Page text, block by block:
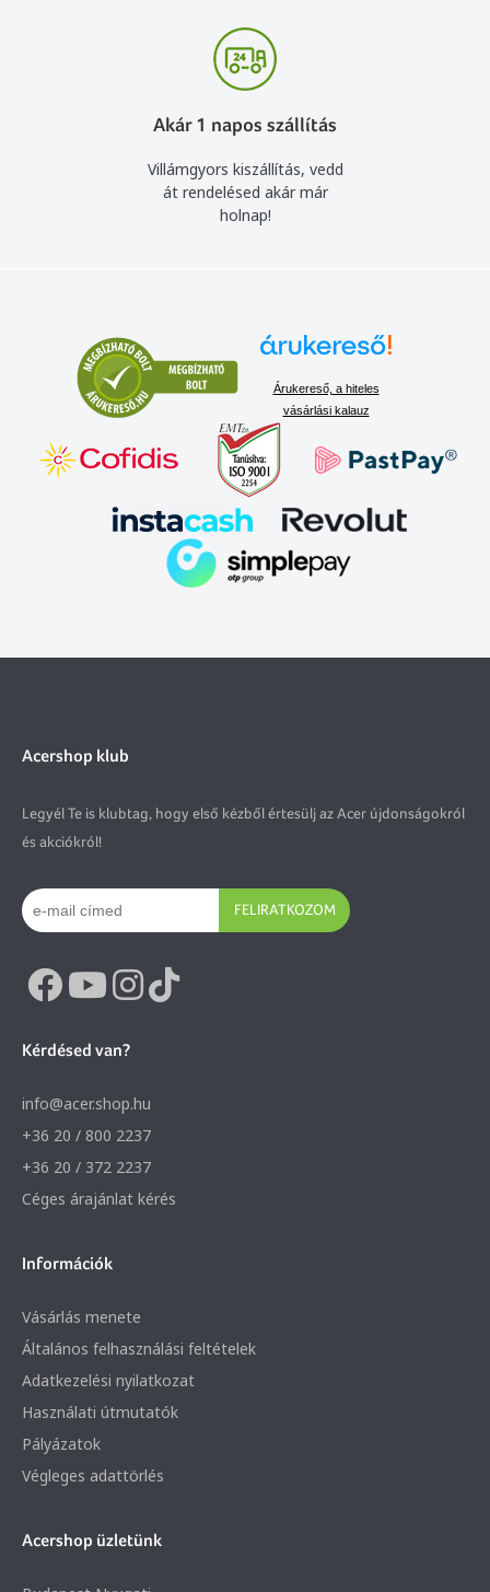
Akár 1 napos szállítás
Villámgyors kiszállítás, vedd
át rendelésed akár már
holnap!
Árukereső, a hiteles
vásárlási kalauz
Acershop klub
Legyél Te is klubtag, hogy első kézből értesülj az Acer újdonságokról
és akciókról!
FELIRATKOZOM
Kérdésed van?
info@acer.shop.hu
+36 20 / 800 2237
+36 20 / 372 2237
Céges árajánlat kérés
Információk
Vásárlás menete
Általános felhasználási feltételek
Adatkezelési nyilatkozat
Használati útmutatók
Pályázatok
Végleges adattörlés
Acershop üzletünk